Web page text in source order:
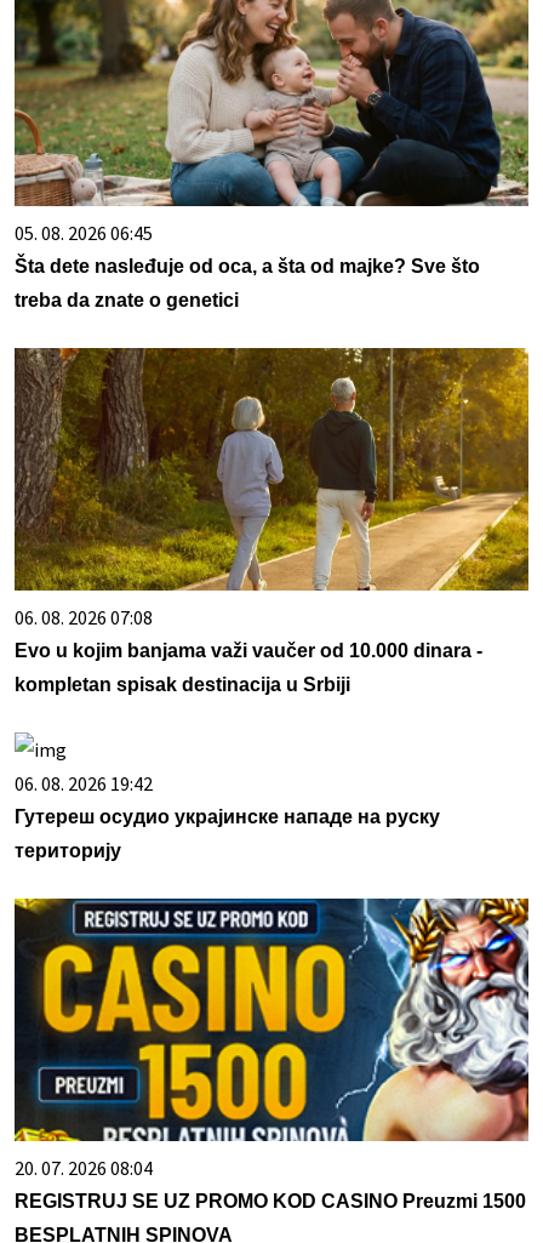
05. 08. 2026 06:45
Šta dete nasleđuje od oca, a šta od majke? Sve što
treba da znate o genetici
06. 08. 2026 07:08
Evo u kojim banjama važi vaučer od 10.000 dinara -
kompletan spisak destinacija u Srbiji
06. 08. 2026 19:42
Гутереш осудио украјинске нападе на руску
територију
20. 07. 2026 08:04
REGISTRUJ SE UZ PROMO KOD CASINO Preuzmi 1500
BESPLATNIH SPINOVA